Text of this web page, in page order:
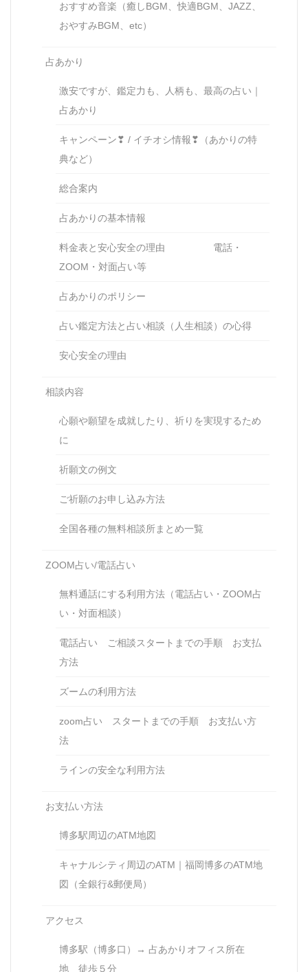
おすすめ音楽（癒しBGM、快適BGM、JAZZ、
おやすみBGM、etc）
占あかり
激安ですが、鑑定力も、人柄も、最高の占い｜
占あかり
キャンペーン❣ / イチオシ情報❣（あかりの特
典など）
総合案内
占あかりの基本情報
料金表と安心安全の理由 電話・
ZOOM・対面占い等
占あかりのポリシー
占い鑑定方法と占い相談（人生相談）の心得
安心安全の理由
相談内容
心願や願望を成就したり、祈りを実現するため
に
祈願文の例文
ご祈願のお申し込み方法
全国各種の無料相談所まとめ一覧
ZOOM占い/電話占い
無料通話にする利用方法（電話占い・ZOOM占
い・対面相談）
電話占い ご相談スタートまでの手順 お支払
方法
ズームの利用方法
zoom占い スタートまでの手順 お支払い方
法
ラインの安全な利用方法
お支払い方法
博多駅周辺のATM地図
キャナルシティ周辺のATM｜福岡博多のATM地
図（全銀行&郵便局）
アクセス
博多駅（博多口）→ 占あかりオフィス所在
地 徒歩５分